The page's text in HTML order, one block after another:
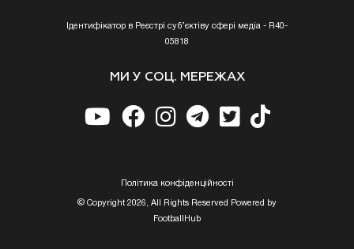
Ідентифікатор в Реєстрі суб’єктіву сфері медіа - R40-
05818
МИ У СОЦ. МЕРЕЖАХ
Полiтика конфiденцiйностi
© Copyright 2026, All Rights Reserved Powered by
FootballHub